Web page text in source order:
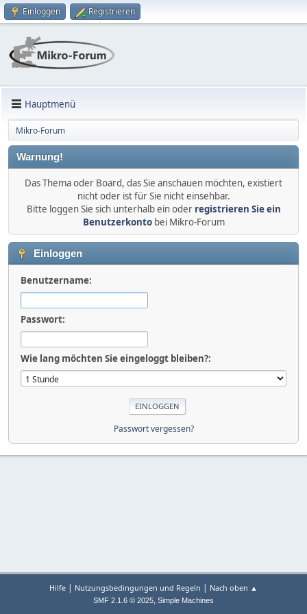
Einloggen Registrieren
Hauptmenü
Mikro-Forum
Warnung!
Das Thema oder Board, das Sie anschauen möchten, existiert
nicht oder ist für Sie nicht einsehbar.
Bitte loggen Sie sich unterhalb ein oder registrieren Sie ein
Benutzerkontobei Mikro-Forum
Einloggen
Benutzername:
Passwort:
Wie lang möchten Sie eingeloggt bleiben?:
Passwort vergessen?
Hilfe | Nutzungsbedingungen und Regeln | Nach oben ▲
SMF 2.1.6 © 2025, Simple Machines